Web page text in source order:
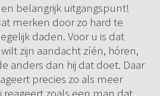
belangrijk uitgangspunt!
merken door zo hard te
daden. Voor u is dat
zijn aandacht zíén, hóren,
anders dan hij dat doet. Daar
precies zo als meer